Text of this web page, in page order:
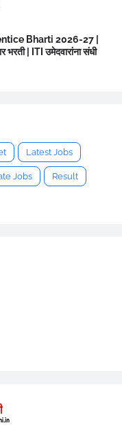
Bharti 2026-27 |
भरती | ITI उमेदवारांना संधी
Latest Jobs
Jobs Result